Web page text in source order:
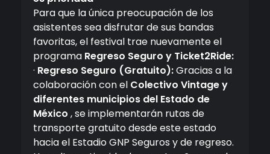
Para que la única preocupación de los
asistentes sea disfrutar de sus bandas
favoritas, el festival trae nuevamente el
programa Regreso Seguro y Ticket2Ride:
· Regreso Seguro (Gratuito):Gracias a la
colaboración con el Colectivo Vintage y
diferentes municipios del Estado de
México , se implementarán rutas de
transporte gratuito desde este estado
hacia el Estadio GNP Seguros y de regreso.